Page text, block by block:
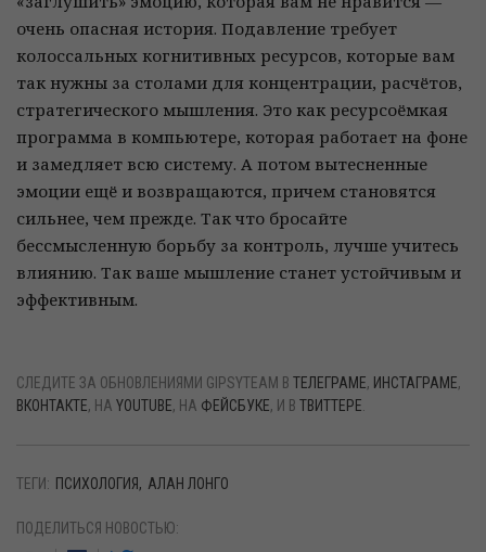
очень опасная история. Подавление требует
колоссальных когнитивных ресурсов, которые вам
так нужны за столами для концентрации, расчётов,
стратегического мышления. Это как ресурсоёмкая
программа в компьютере, которая работает на фоне
и замедляет всю систему. А потом вытесненные
эмоции ещё и возвращаются, причем становятся
сильнее, чем прежде. Так что бросайте
бессмысленную борьбу за контроль, лучше учитесь
влиянию. Так ваше мышление станет устойчивым и
эффективным.
СЛЕДИТЕ ЗА ОБНОВЛЕНИЯМИ GIPSYTEAM В ТЕЛЕГРАМЕ, ИНСТАГРАМЕ,
ВКОНТАКТЕ, НА YOUTUBE, НА ФЕЙСБУКЕ, И В ТВИТТЕРЕ
ТЕГИ: ПСИХОЛОГИЯ АЛАН ЛОНГО
ПОДЕЛИТЬСЯ НОВОСТЬЮ: